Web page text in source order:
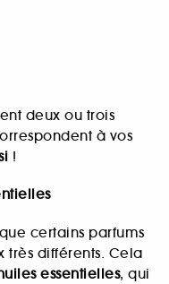
deux ou trois
à vos
!
certains parfums
très différents. Cela
essentielles, qui